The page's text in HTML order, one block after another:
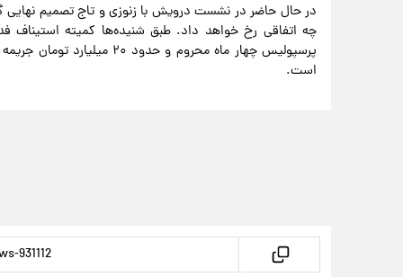
در حال حاضر در نشست درویش با زنوزی و تاج تصمیم نهایی
چه اتفاقی رخ خواهد داد. طبق شنیده‌ها کمیته استیناف
پرسپولیس چهار ماه محروم و
است.